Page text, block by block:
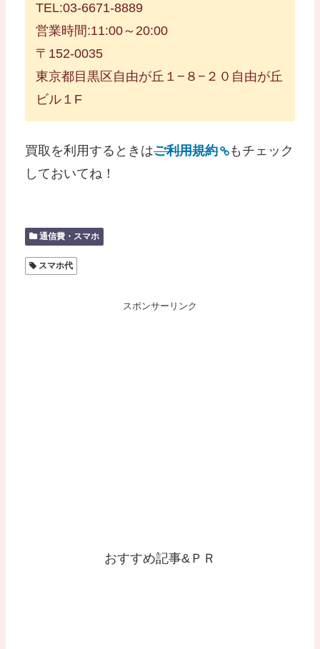
TEL:03-6671-8889
営業時間:11:00～20:00
〒152-0035
東京都目黒区自由が丘１−８−２０自由が丘
ビル１F
買取を利用するときはご利用規約
もチェック
しておいてね！
通信費・スマホ
スマホ代
スポンサーリンク
おすすめ記事&ＰＲ